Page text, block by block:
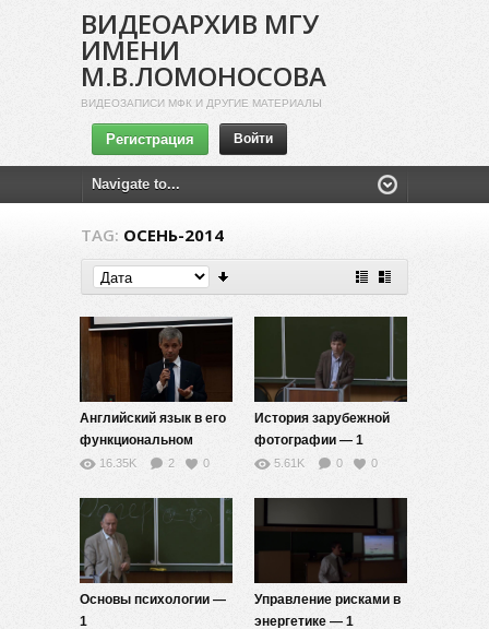
ВИДЕОАРХИВ МГУ
ИМЕНИ
М.В.ЛОМОНОСОВА
ВИДЕОЗАПИСИ МФК И ДРУГИЕ МАТЕРИАЛЫ
Регистрация Войти
TAG: ОСЕНЬ-2014
Английский язык в его
функциональном
разнообразии — 1
16.35K 2 0
История зарубежной
фотографии — 1
5.61K 0 0
Основы психологии —
1
Управление рисками в
энергетике — 1